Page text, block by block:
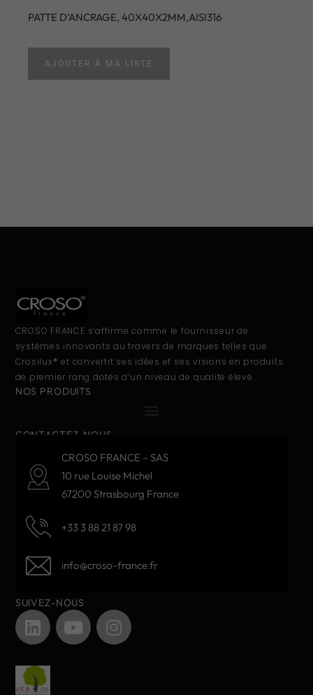
PATTE D’ANCRAGE, 40X40X2MM,AISI316
AJOUTER À MA LISTE
CROSO FRANCE s’affirme comme le fournisseur de
systèmes innovants au travers de marques telles que
Crosilux® et convertit ses idées et ses visions en produits
de premier rang dotés d’un niveau de qualité élevé.
NOS PRODUITS
CONTACTEZ-NOUS
CROSO FRANCE – SAS
10 rue Louise Michel
67200 Strasbourg France
+33 3 88 21 87 98
info@croso-france.fr
SUIVEZ-NOUS